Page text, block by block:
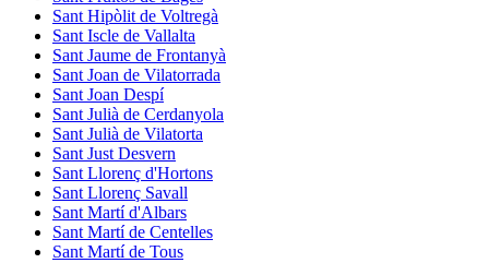
Sant Hipòlit de Voltregà
Sant Iscle de Vallalta
Sant Jaume de Frontanyà
Sant Joan de Vilatorrada
Sant Joan Despí
Sant Julià de Cerdanyola
Sant Julià de Vilatorta
Sant Just Desvern
Sant Llorenç d'Hortons
Sant Llorenç Savall
Sant Martí d'Albars
Sant Martí de Centelles
Sant Martí de Tous